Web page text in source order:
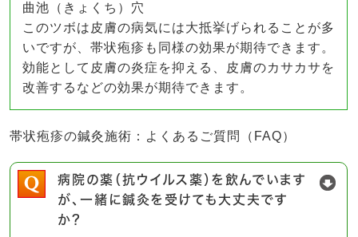
曲池（きょくち）穴
このツボは皮膚の病気には大抵挙げられることが多
いですが、帯状疱疹も同様の効果が期待できます。
効能として皮膚の炎症を抑える、皮膚のカサカサを
改善するなどの効果が期待できます。
帯状疱疹の鍼灸施術：よくあるご質問（FAQ）
病院の薬（抗ウイルス薬）を飲んでいます
が、一緒に鍼灸を受けても大丈夫です
か？